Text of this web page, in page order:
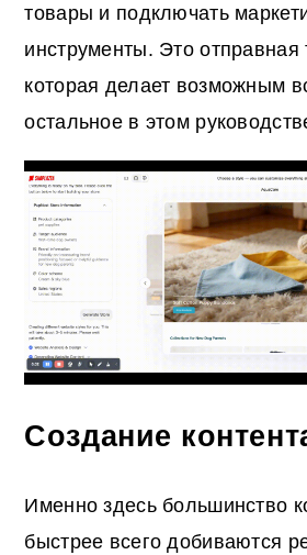
товары и подключать
инструменты. Это отправная
которая делает возможным
остальное в этом
Создание
Именно здесь большинство
быстрее всего добиваются